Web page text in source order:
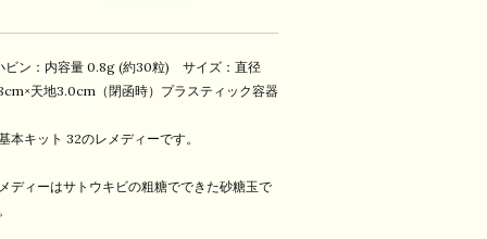
ビン：内容量 0.8g (約30粒) サイズ：直径
天地3.0cm（閉函時）プラスティック容器
本キット 32のレメディーです。
ディーはサトウキビの粗糖でできた砂糖玉で